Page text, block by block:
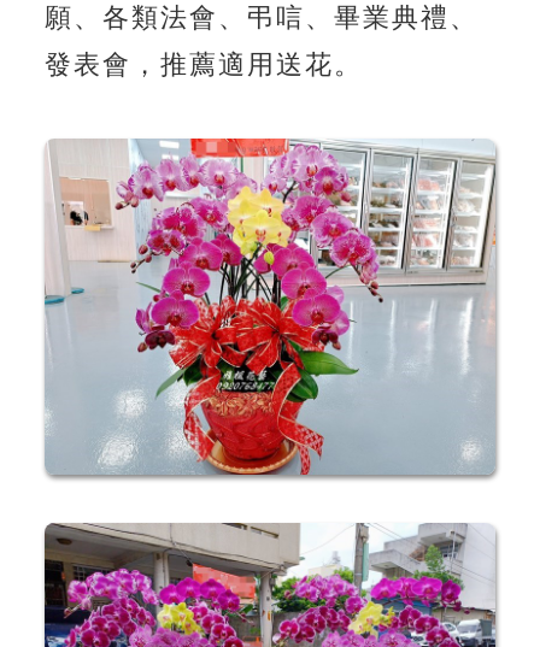
願、各類法會、弔唁、畢業典禮、
發表會，推薦適用送花。